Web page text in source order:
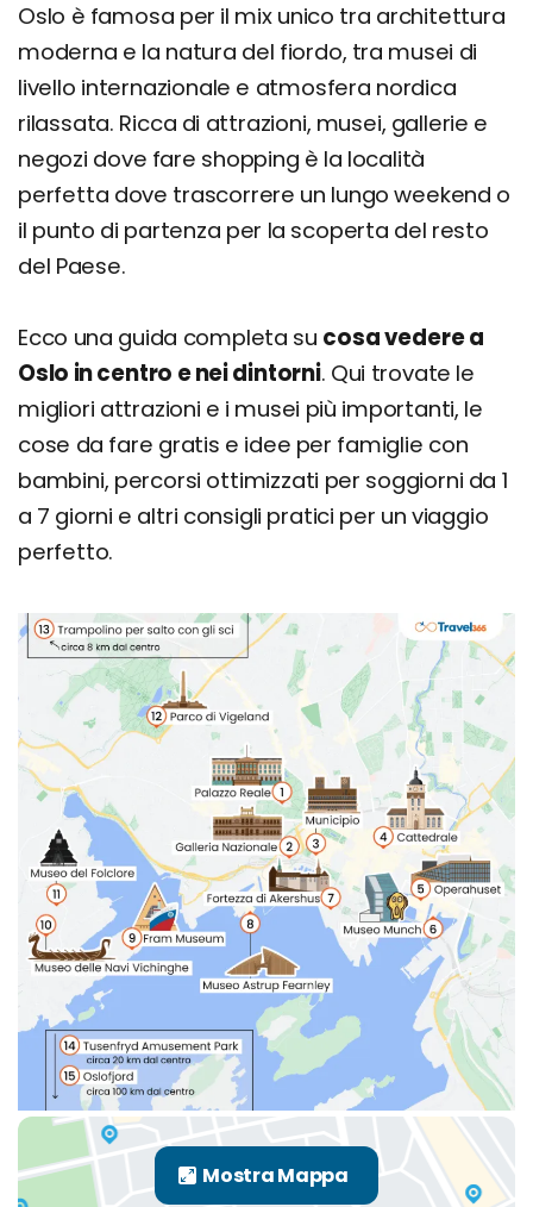
Oslo è famosa per il mix unico tra architettura
moderna e la natura del fiordo, tra musei di
livello internazionale e atmosfera nordica
rilassata. Ricca di attrazioni, musei, gallerie e
negozi dove fare shopping è la località
perfetta dove trascorrere un lungo weekend o
il punto di partenza per la scoperta del resto
del Paese.
Ecco una guida completa su cosa vedere a
Oslo in centro e nei dintorni. Qui trovate le
migliori attrazioni e i musei più importanti, le
cose da fare gratis e idee per famiglie con
bambini, percorsi ottimizzati per soggiorni da 1
a 7 giorni e altri consigli pratici per un viaggio
perfetto.